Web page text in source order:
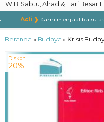
WIB. Sabtu, Ahad & Hari Besar
Asli ❯Kami menjual buku asli,
Beranda » Budaya » Krisis
Diskon
20%